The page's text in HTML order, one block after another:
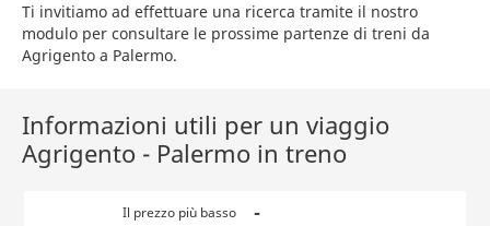
Ti invitiamo ad effettuare una ricerca tramite il nostro
modulo per consultare le prossime partenze di treni da
Agrigento a Palermo.
Informazioni utili per un viaggio
Agrigento - Palermo in treno
Il prezzo più basso -